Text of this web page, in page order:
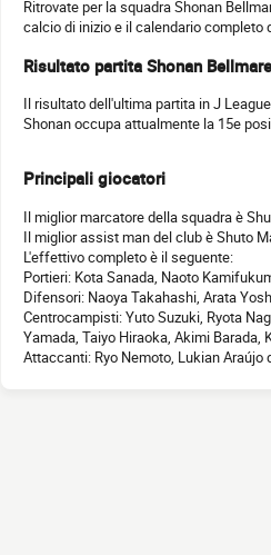
Ritrovate per la squadra Shonan
calcio di inizio e il calendario
Risultato partita Shonan Bellmare
Il risultato dell'ultima partita in J
Shonan occupa attualmente la 15e
Principali giocatori
Il miglior marcatore della squadra è
Il miglior assist man del club è Shuto
L'effettivo completo è il seguente:
Portieri: Kota Sanada, Naoto
Difensori: Naoya Takahashi, Arata
Centrocampisti: Yuto Suzuki, Ryota
Yamada, Taiyo Hiraoka, Akimi
Attaccanti: Ryo Nemoto, Lukian